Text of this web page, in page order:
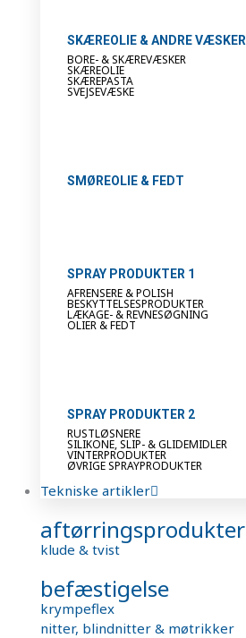
SKÆREOLIE & ANDRE VÆSKER
BORE- & SKÆREVÆSKER
SKÆREOLIE
SKÆREPASTA
SVEJSEVÆSKE
SMØREOLIE & FEDT
SPRAY PRODUKTER 1
AFRENSERE & POLISH
BESKYTTELSESPRODUKTER
LÆKAGE- & REVNESØGNING
OLIER & FEDT
SPRAY PRODUKTER 2
RUSTLØSNERE
SILIKONE, SLIP- & GLIDEMIDLER
VINTERPRODUKTER
ØVRIGE SPRAYPRODUKTER
Tekniske artikler
aftørringsprodukter
klude & tvist
befæstigelse
krympeflex
nitter, blindnitter & møtrikker